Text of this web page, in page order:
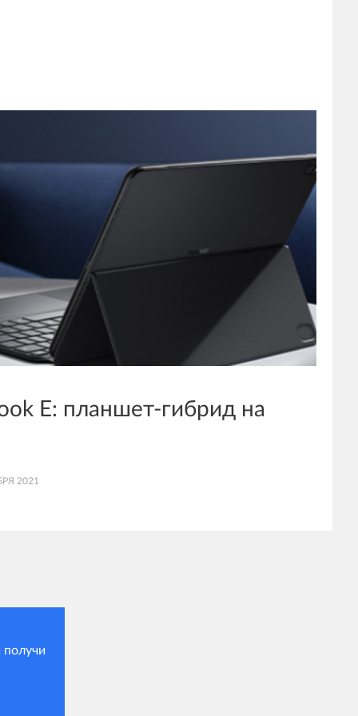
E: планшет-гибрид на
2021